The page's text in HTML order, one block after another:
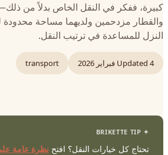
كبيرة، ففكر في النقل الخاص بدلاً من
والقطار مزدحمين ولديهما مساحة محدودة
النزل للمساعدة في ترتيب النقل.
Updated 4 فبراير 2026 transport
تحتاج كل خيارات النقل؟ افتح نظرة عامة